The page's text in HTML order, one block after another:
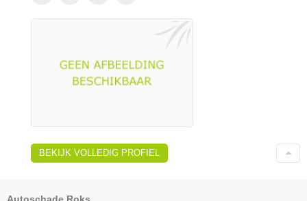
BEKIJK VOLLEDIG PROFIEL